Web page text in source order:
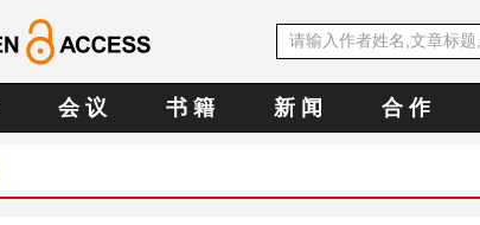
会 议 书 籍 新 闻 合 作